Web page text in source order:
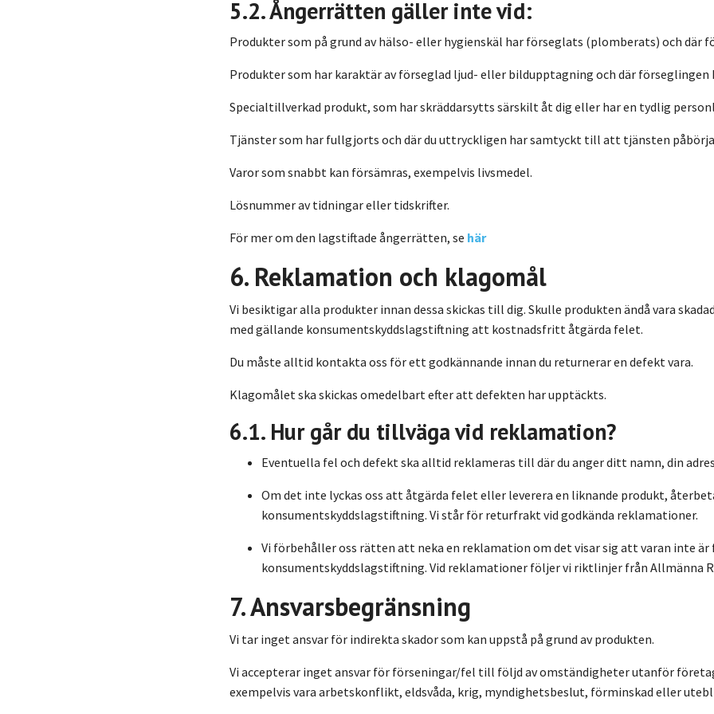
5.2. Ångerrätten gäller inte vid:
Produkter som på grund av hälso- eller hygienskäl har förseglats (plomberats) och där
Produkter som har karaktär av förseglad ljud- eller bildupptagning och där förseglingen
Specialtillverkad produkt, som har skräddarsytts särskilt åt dig eller har en tydlig
Tjänster som har fullgjorts och där du uttryckligen har samtyckt till att tjänsten
Varor som snabbt kan försämras, exempelvis livsmedel.
Lösnummer av tidningar eller tidskrifter.
För mer om den lagstiftade ångerrätten, se här
6. Reklamation och klagomål
Vi besiktigar alla produkter innan dessa skickas till dig. Skulle produkten ändå vara
med gällande konsumentskyddslagstiftning att kostnadsfritt åtgärda felet.
Du måste alltid kontakta oss för ett godkännande innan du returnerar en defekt vara.
Klagomålet ska skickas omedelbart efter att defekten har upptäckts.
6.1. Hur går du tillväga vid reklamation?
Eventuella fel och defekt ska alltid reklameras till där du anger ditt namn, din
Om det inte lyckas oss att åtgärda felet eller leverera en liknande produkt,
konsumentskyddslagstiftning. Vi står för returfrakt vid godkända reklamationer.
Vi förbehåller oss rätten att neka en reklamation om det visar sig att varan inte
konsumentskyddslagstiftning. Vid reklamationer följer vi riktlinjer från Allmänna
7. Ansvarsbegränsning
Vi tar inget ansvar för indirekta skador som kan uppstå på grund av produkten.
Vi accepterar inget ansvar för förseningar/fel till följd av omständigheter utanför
exempelvis vara arbetskonflikt, eldsvåda, krig, myndighetsbeslut, förminskad eller